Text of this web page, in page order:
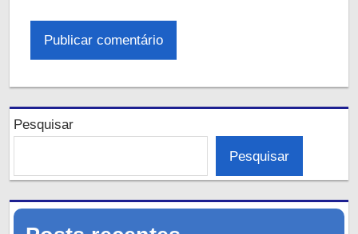
Pesquisar
Pesquisar